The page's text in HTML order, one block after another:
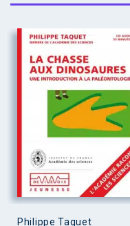
Philippe Taquet